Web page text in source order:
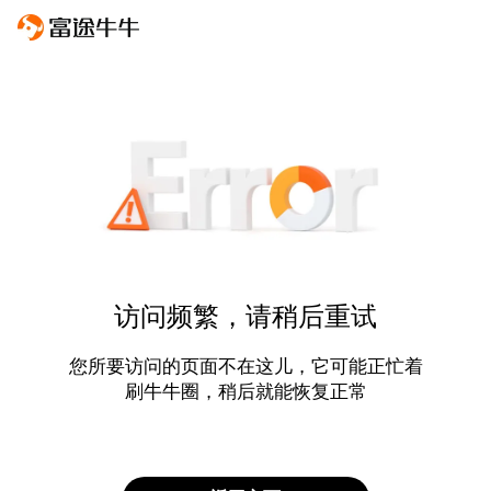
访问频繁，请稍后重试
您所要访问的页面不在这儿，它可能正忙着
刷牛牛圈，稍后就能恢复正常